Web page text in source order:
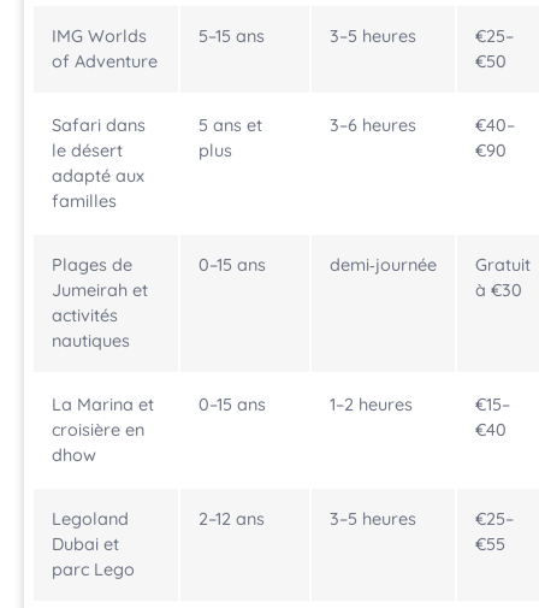
IMG Worlds
of Adventure
5–15 ans 3–5 heures
€25–
€50
Safari dans
le désert
adapté aux
familles
5 ans et
plus
3–6 heures
€40–
€90
Plages de
Jumeirah et
activités
nautiques
0–15 ans demi‑journée
Gratuit
à €30
La Marina et
croisière en
dhow
0–15 ans 1–2 heures
€15–
€40
Legoland
Dubai et
parc Lego
2–12 ans 3–5 heures
€25–
€55